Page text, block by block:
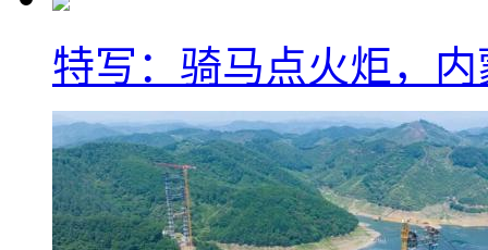
特写：骑马点火炬，